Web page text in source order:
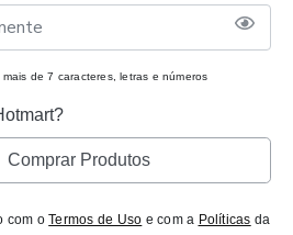
de 7 caracteres, letras e números
Comprar Produtos
com oTermos de Uso e com a Políticas da